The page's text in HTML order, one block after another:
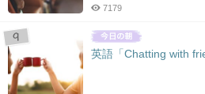
7179
英語「Chatting with